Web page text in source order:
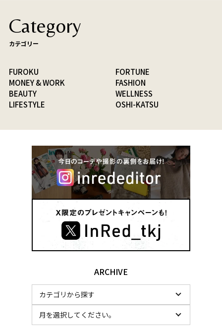
Category
カテゴリー
FUROKU
FORTUNE
MONEY & WORK
FASHION
BEAUTY
WELLNESS
LIFESTYLE
OSHI-KATSU
ARCHIVE